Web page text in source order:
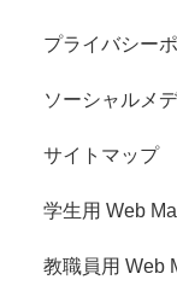
プライバシー
ソーシャルメ
サイトマップ
学生用 Web
教職員用 Web